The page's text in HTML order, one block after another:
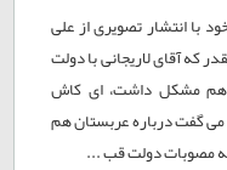
با انتشار تصویری از علی
که آقای لاریجانی با دولت
هم مشکل داشت، ای کاش
گفت درباره عربستان هم
مصوبات دولت قب ...